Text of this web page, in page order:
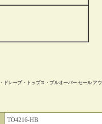
レープ・トップス・プルオーバー セール アウ
TO4216-HB